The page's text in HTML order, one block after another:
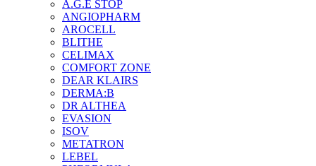
A.G.E STOP
ANGIOPHARM
AROCELL
BLITHE
CELIMAX
COMFORT ZONE
DEAR KLAIRS
DERMA:B
DR ALTHEA
EVASION
ISOV
METATRON
LEBEL